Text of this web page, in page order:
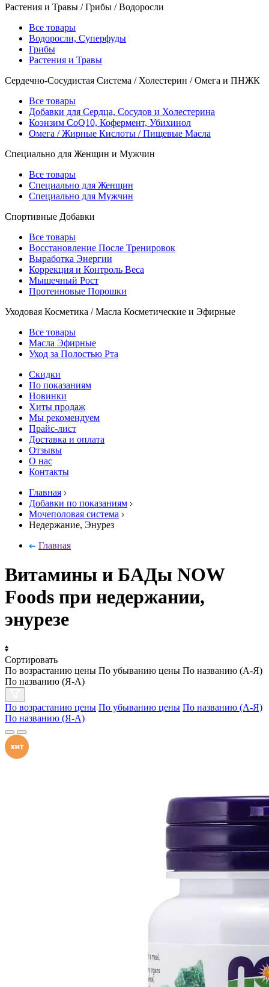
Растения и Травы / Грибы / Водоросли
Все товары
Водоросли, Суперфуды
Грибы
Растения и Травы
Сердечно-Сосудистая Система / Холестерин / Омега и ПНЖК
Все товары
Добавки для Сердца, Сосудов и Холестерина
Коэнзим CoQ10, Кофермент, Убихинол
Омега / Жирные Кислоты / Пищевые Масла
Специально для Женщин и Мужчин
Все товары
Специально для Женщин
Специально для Мужчин
Спортивные Добавки
Все товары
Восстановление После Тренировок
Выработка Энергии
Коррекция и Контроль Веса
Мышечный Рост
Протеиновые Порошки
Уходовая Косметика / Масла Косметические и Эфирные
Все товары
Масла Эфирные
Уход за Полостью Рта
Скидки
По показаниям
Новинки
Хиты продаж
Мы рекомендуем
Прайс-лист
Доставка и оплата
Отзывы
О нас
Контакты
Главная
Добавки по показаниям
Мочеполовая система
Недержание, Энурез
Главная
Витамины и БАДы NOW
Foods при недержании,
энурезе
Сортировать
По возрастанию цены По убыванию цены По названию (А-Я)
По названию (Я-А)
По возрастанию цены По убыванию цены По названию (А-Я)
По названию (Я-А)